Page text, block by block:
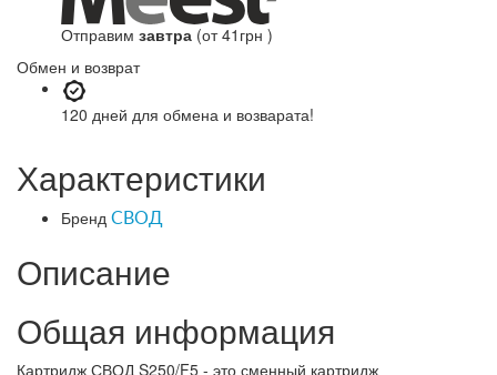
Отправим завтра (от 41грн )
Обмен и возврат
120 дней для обмена и возварата!
Характеристики
Бренд СВОД
Описание
Общая информация
Картридж СВОД S250/F5 - это сменный картридж